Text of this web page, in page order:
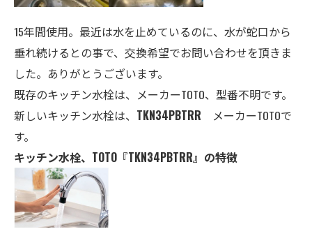
15年間使用。最近は水を止めているのに、水が蛇口から
垂れ続けるとの事で、交換希望でお問い合わせを頂きま
した。ありがとうございます。
既存のキッチン水栓は、メーカーTOTO、型番不明です。
新しいキッチン水栓は、 TKN34PBTRR メーカーTOTOで
す。
キッチン水栓、TOTO『TKN34PBTRR』の特徴